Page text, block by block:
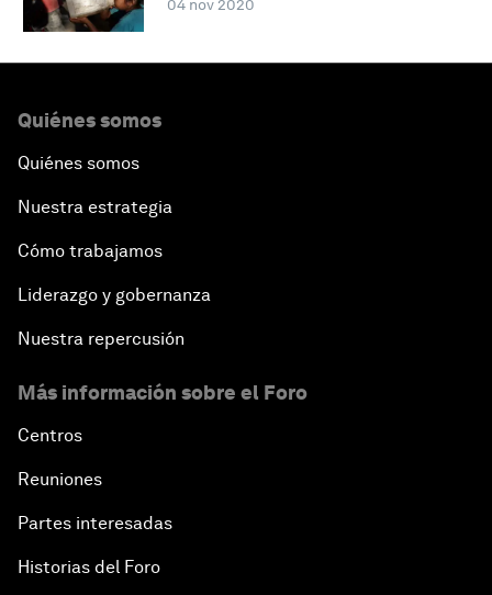
04 nov 2020
Quiénes somos
Quiénes somos
Nuestra estrategia
Cómo trabajamos
Liderazgo y gobernanza
Nuestra repercusión
Más información sobre el Foro
Centros
Reuniones
Partes interesadas
Historias del Foro